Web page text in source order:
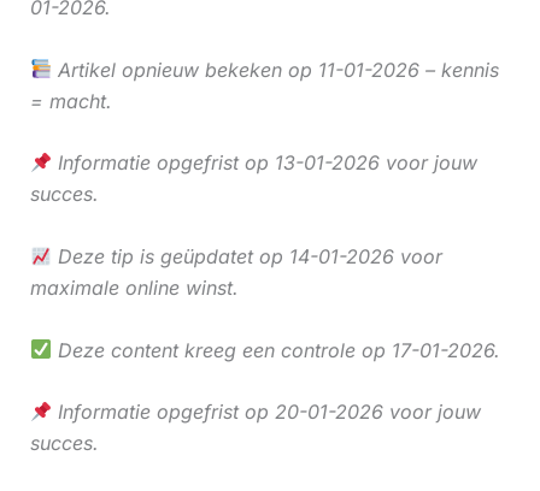
01-2026.
Artikel opnieuw bekeken op 11-01-2026 – kennis
= macht.
Informatie opgefrist op 13-01-2026 voor jouw
succes.
Deze tip is geüpdatet op 14-01-2026 voor
maximale online winst.
Deze content kreeg een controle op 17-01-2026.
Informatie opgefrist op 20-01-2026 voor jouw
succes.